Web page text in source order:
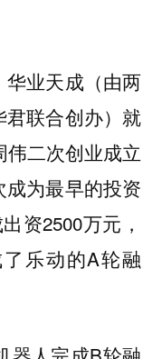
业天成（由两
联合创办）就
伟二次创业成立
为最早的投资
资2500万元，
乐动的A轮融